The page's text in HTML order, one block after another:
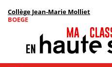
Menu de la rubrique
Contenu
Collège Jean-Marie Molliet
BOEGE